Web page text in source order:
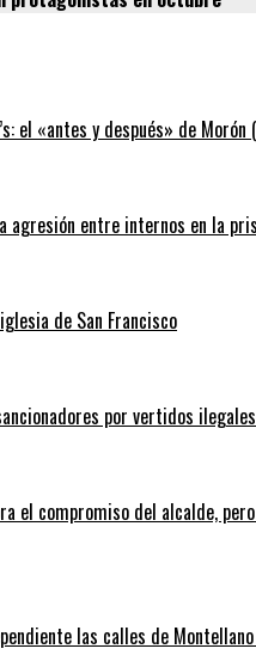
el «antes y después» de
entre internos en la
de San Francisco
por vertidos
el compromiso del alcalde,
las calles de